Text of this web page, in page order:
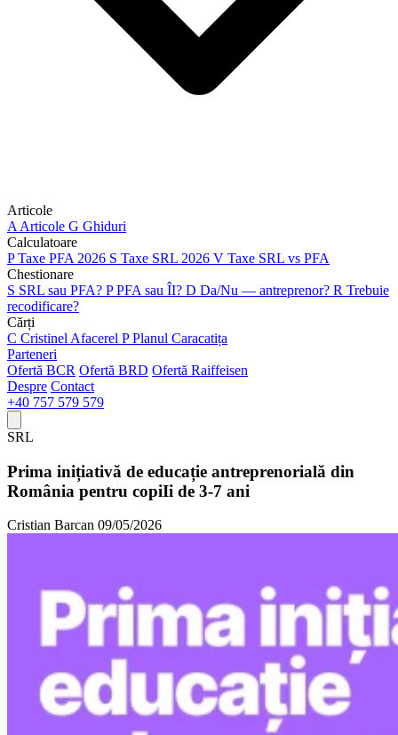
Articole
A Articole G Ghiduri
Calculatoare
PTaxe PFA 2026 S Taxe SRL 2026 V Taxe SRL vs PFA
Chestionare
S SRL sau PFA? PPFA sau ÎI? D Da/Nu — antreprenor? R Trebuie
recodificare?
Cărți
C Cristinel Afacerel PPlanul Caracatița
Parteneri
Ofertă BCR Ofertă BRD Ofertă Raiffeisen
Despre Contact
+40 757 579 579
SRL
Prima inițiativă de educație antreprenorială din
România pentru copiIi de 3-7 ani
Cristian Barcan 09/05/2026